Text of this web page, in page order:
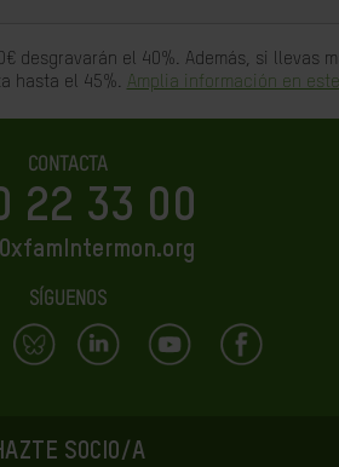
SOCIO/A
el 40%. Además, si llevas
hasta el 45%. Amplia información en
CONTACTA
22 33 00
SÍGUENOS
ES EL FUTURO